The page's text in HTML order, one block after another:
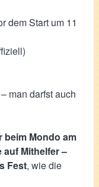
dem Start um 11
man darfst auch
beim Mondo am
auf Mithelfer –
Fest, wie die